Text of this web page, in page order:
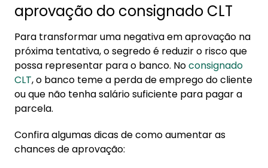
aprovação do consignado CLT
Para transformar uma negativa em aprovação na
próxima tentativa, o segredo é reduzir o risco que
possa representar para o banco. Noconsignado
CLT, o banco teme a perda de emprego do cliente
ou que não tenha salário suficiente para pagar a
parcela.
Confira algumas dicas de como aumentar as
chances de aprovação: